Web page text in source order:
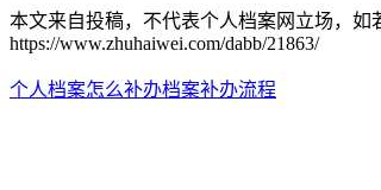
本文来自投稿，不代表个人档案网立场，如
https://www.zhuhaiwei.com/dabb/21863/
个人档案怎么补办档案补办流程